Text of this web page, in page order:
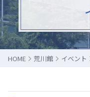
HOME 荒川館 イベント